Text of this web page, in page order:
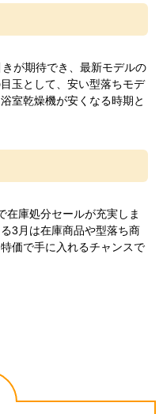
が期待でき、最新モデルの
玉として、安い型落ちモデ
室乾燥機が安くなる時期と
在庫処分セールが充実しま
3月は在庫商品や型落ち商
価で手に入れるチャンスで